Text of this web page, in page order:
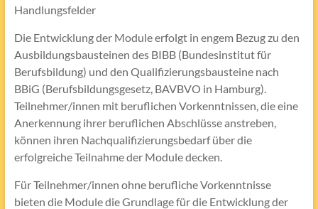
Handlungsfelder
Die Entwicklung der Module erfolgt in engem Bezug zu den
Ausbildungsbausteinen des BIBB (Bundesinstitut für
Berufsbildung) und den Qualifizierungsbausteine nach
BBiG (Berufsbildungsgesetz, BAVBVO in Hamburg).
Teilnehmer/innen mit beruflichen Vorkenntnissen, die eine
Anerkennung ihrer beruflichen Abschlüsse anstreben,
können ihren Nachqualifizierungsbedarf über die
erfolgreiche Teilnahme der Module decken.
Für Teilnehmer/innen ohne berufliche Vorkenntnisse
bieten die Module die Grundlage für die Entwicklung der